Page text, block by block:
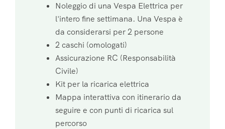
Noleggio di una Vespa Elettrica per
l'intero fine settimana. Una Vespa è
da considerarsi per 2 persone
2 caschi (omologati)
Assicurazione RC (Responsabilità
Civile)
Kit per la ricarica elettrica
Mappa interattiva con itinerario da
seguire e con punti di ricarica sul
percorso